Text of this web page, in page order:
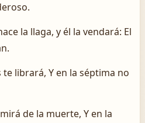
la llaga, y él la vendará: El
librará, Y en la séptima no
de la muerte, Y en la